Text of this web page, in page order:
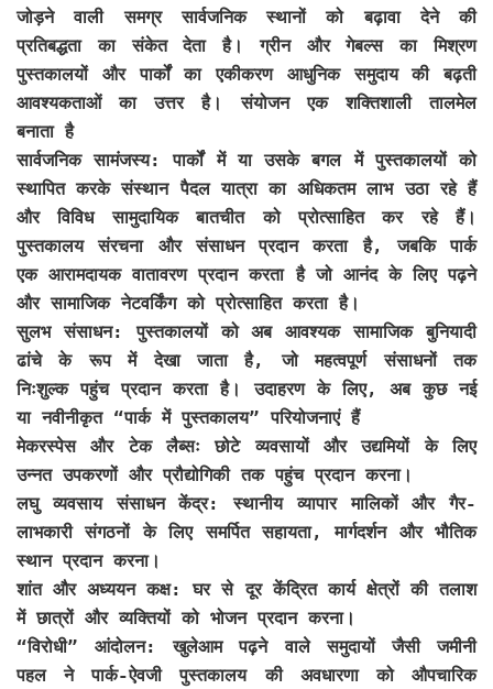
जोड़ने वाली समग्र सार्वजनिक स्थानों को बढ़ावा देने की
प्रतिबद्धता का संकेत देता है। ग्रीन और गेबल्स का मिश्रण
पुस्तकालयों और पार्कों का एकीकरण आधुनिक समुदाय की बढ़ती
आवश्यकताओं का उत्तर है। संयोजन एक शक्तिशाली तालमेल
बनाता है
सार्वजनिक सामंजस्य: पार्कों में या उसके बगल में पुस्तकालयों को
स्थापित करके संस्थान पैदल यात्रा का अधिकतम लाभ उठा रहे हैं
और विविध सामुदायिक बातचीत को प्रोत्साहित कर रहे हैं।
पुस्तकालय संरचना और संसाधन प्रदान करता है, जबकि पार्क
एक आरामदायक वातावरण प्रदान करता है जो आनंद के लिए पढ़ने
और सामाजिक नेटवर्किंग को प्रोत्साहित करता है।
सुलभ संसाधन: पुस्तकालयों को अब आवश्यक सामाजिक बुनियादी
ढांचे के रूप में देखा जाता है, जो महत्वपूर्ण संसाधनों तक
निःशुल्क पहुंच प्रदान करता है। उदाहरण के लिए, अब कुछ नई
या नवीनीकृत “पार्क में पुस्तकालय” परियोजनाएं हैं
मेकरस्पेस और टेक लैब्सः छोटे व्यवसायों और उद्यमियों के लिए
उन्नत उपकरणों और प्रौद्योगिकी तक पहुंच प्रदान करना।
लघु व्यवसाय संसाधन केंद्र: स्थानीय व्यापार मालिकों और गैर-
लाभकारी संगठनों के लिए समर्पित सहायता, मार्गदर्शन और भौतिक
स्थान प्रदान करना।
शांत और अध्ययन कक्ष: घर से दूर केंद्रित कार्य क्षेत्रों की तलाश
में छात्रों और व्यक्तियों को भोजन प्रदान करना।
“विरोधी” आंदोलन: खुलेआम पढ़ने वाले समुदायों जैसी जमीनी
पहल ने पार्क-ऐवजी पुस्तकालय की अवधारणा को औपचारिक